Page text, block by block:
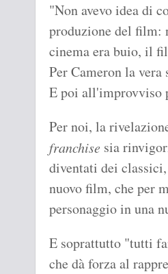
"Non avevo idea di
produzione del film:
cinema era buio, il
Per Cameron la
E poi all'improvviso
Per noi, la
franchise sia
diventati dei
nuovo film, che per
personaggio in una
E soprattutto "tutti
che dà forza al